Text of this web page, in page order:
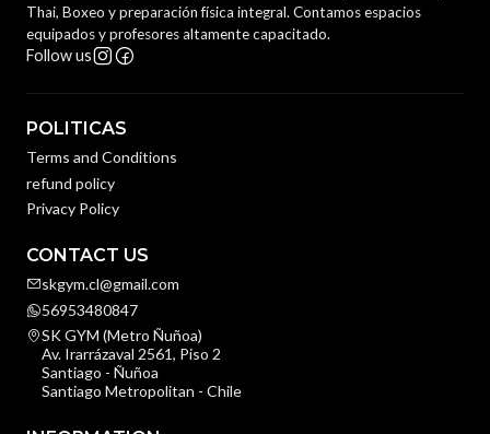
Thai, Boxeo y preparación física integral. Contamos espacios
equipados y profesores altamente capacitado.
Follow us
POLITICAS
Terms and Conditions
refund policy
Privacy Policy
CONTACT US
skgym.cl@gmail.com
56953480847
SK GYM (Metro Ñuñoa)
Av. Irarrázaval 2561, Piso 2
Santiago - Ñuñoa
Santiago Metropolitan - Chile